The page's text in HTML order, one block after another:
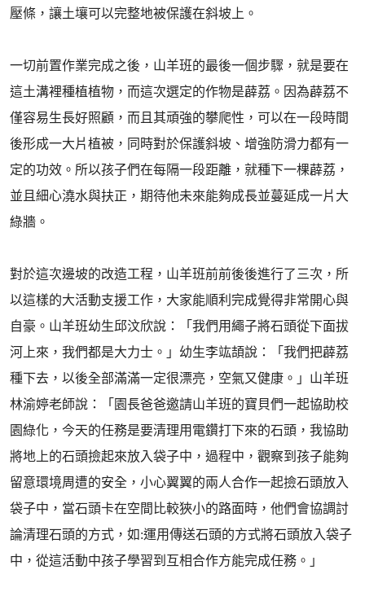
壓條，讓土壤可以完整地被保護在斜坡上。
一切前置作業完成之後，山羊班的最後一個步驟，就是要在
這土溝裡種植植物，而這次選定的作物是薜荔。因為薜荔不
僅容易生長好照顧，而且其頑強的攀爬性，可以在一段時間
後形成一大片植被，同時對於保護斜坡、增強防滑力都有一
定的功效。所以孩子們在每隔一段距離，就種下一棵薜荔，
並且細心澆水與扶正，期待他未來能夠成長並蔓延成一片大
綠牆。
對於這次邊坡的改造工程，山羊班前前後後進行了三次，所
以這樣的大活動支援工作，大家能順利完成覺得非常開心與
自豪。山羊班幼生邱汶欣說：「我們用繩子將石頭從下面拔
河上來，我們都是大力士。」幼生李竑頡說：「我們把薜荔
種下去，以後全部滿滿一定很漂亮，空氣又健康。」山羊班
林渝婷老師說：「園長爸爸邀請山羊班的寶貝們一起協助校
園綠化，今天的任務是要清理用電鑽打下來的石頭，我協助
將地上的石頭撿起來放入袋子中，過程中，觀察到孩子能夠
留意環境周遭的安全，小心翼翼的兩人合作一起撿石頭放入
袋子中，當石頭卡在空間比較狹小的路面時，他們會協調討
論清理石頭的方式，如:運用傳送石頭的方式將石頭放入袋子
中，從這活動中孩子學習到互相合作方能完成任務。」